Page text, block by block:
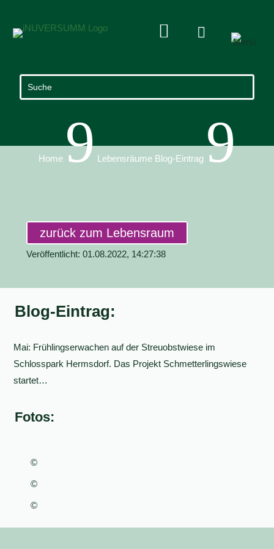
 
Home 9 Lebensräume Blog-Eintrag 9
zurück zum Lebensraum
Veröffentlicht: 01.08.2022, 14:27:38
Blog-Eintrag:
Mai: Frühlingserwachen auf der Streuobstwiese im
Schlosspark Hermsdorf. Das Projekt Schmetterlingswiese
startet…
Fotos:
©
©
©